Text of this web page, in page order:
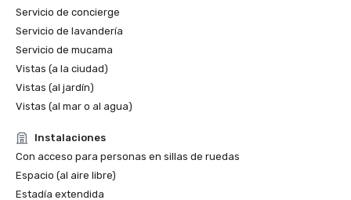
San Francisco
Finalista nominado al mejor hotel histórico de Historic
Hotels of America en 2022 (más de 400 habitaciones)
Finalista nominado al mejor hotel histórico del centro de la
ciudad de Historic Hotels of America 2022
Ganador de la encuesta semanal de lectores de SF 2021
Servicio de concierge
Servicio de lavandería
Servicio de mucama
Vistas (a la ciudad)
Vistas (al jardín)
Vistas (al mar o al agua)
Instalaciones
Con acceso para personas en sillas de ruedas
Espacio (al aire libre)
Estadía extendida